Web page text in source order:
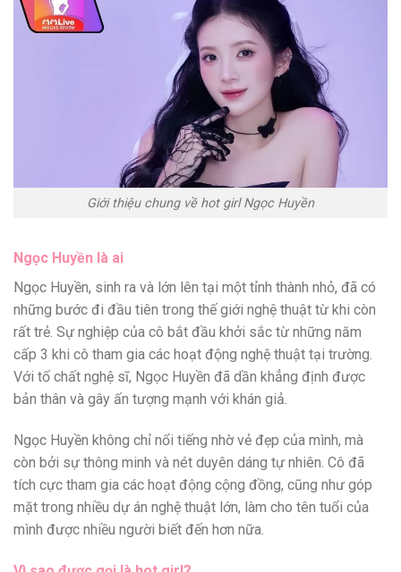
Giới thiệu chung về hot girl Ngọc Huyền
Ngọc Huyền là ai
Ngọc Huyền, sinh ra và lớn lên tại một tỉnh thành nhỏ, đã có
những bước đi đầu tiên trong thế giới nghệ thuật từ khi còn
rất trẻ. Sự nghiệp của cô bắt đầu khởi sắc từ những năm
cấp 3 khi cô tham gia các hoạt động nghệ thuật tại trường.
Với tố chất nghệ sĩ, Ngọc Huyền đã dần khẳng định được
bản thân và gây ấn tượng mạnh với khán giả.
Ngọc Huyền không chỉ nổi tiếng nhờ vẻ đẹp của mình, mà
còn bởi sự thông minh và nét duyên dáng tự nhiên. Cô đã
tích cực tham gia các hoạt động cộng đồng, cũng như góp
mặt trong nhiều dự án nghệ thuật lớn, làm cho tên tuổi của
mình được nhiều người biết đến hơn nữa.